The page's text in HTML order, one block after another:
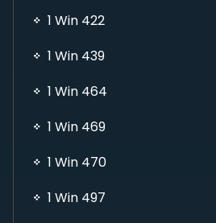
1 Win 422
1 Win 439
1 Win 464
1 Win 469
1 Win 470
1 Win 497